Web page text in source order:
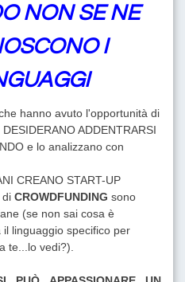
NON SE NE
I
hanno avuto l'opportunità di
ADDENTRARSI
e lo analizzano con
CREANO START-UP
di CROWDFUNDING sono
(se non sai cosa è
il linguaggio specifico per
te...lo vedi?).